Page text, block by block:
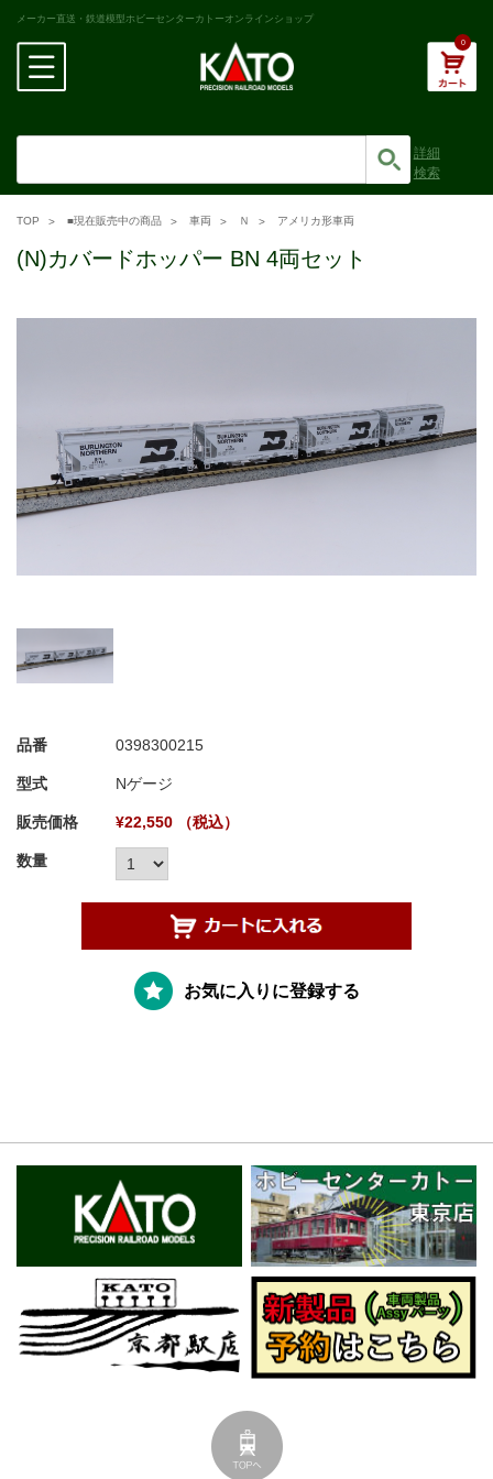
メーカー直送・鉄道模型ホビーセンターカトーオンラインショップ
0
詳細
検索
TOP ■現在販売中の商品 車両 Ｎ アメリカ形車両
(N)カバードホッパー BN 4両セット
品番 0398300215
型式 Nゲージ
販売価格 ¥22,550 （税込）
数量
お気に入りに登録する